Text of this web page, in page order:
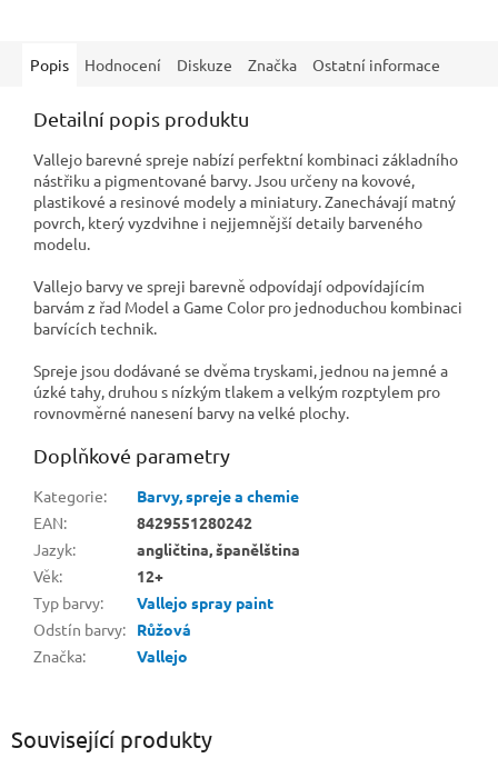
Související produkty
Popis Hodnocení Diskuze Značka Ostatní informace
Detailní popis produktu
Vallejo barevné spreje nabízí perfektní kombinaci základního
nástřiku a pigmentované barvy. Jsou určeny na kovové,
plastikové a resinové modely a miniatury. Zanechávají matný
povrch, který vyzdvihne i nejjemnější detaily barveného
modelu.
Vallejo barvy ve spreji barevně odpovídají odpovídajícím
barvám z řad Model a Game Color pro jednoduchou kombinaci
barvících technik.
Spreje jsou dodávané se dvěma tryskami, jednou na jemné a
úzké tahy, druhou s nízkým tlakem a velkým rozptylem pro
rovnovměrné nanesení barvy na velké plochy.
Doplňkové parametry
Kategorie:
Barvy, spreje a chemie
EAN:
8429551280242
Jazyk:
angličtina, španělština
Věk:
12+
Typ barvy:
Vallejo spray paint
Odstín barvy:
Růžová
Značka: Vallejo